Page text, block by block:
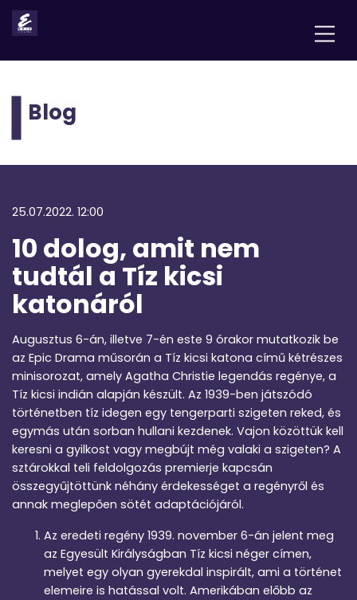
Blog
25.07.2022. 12:00
10 dolog, amit nem
tudtál a Tíz kicsi
katonáról
Augusztus 6-án, illetve 7-én este 9 órakor mutatkozik be
az Epic Drama műsorán a Tíz kicsi katona című kétrészes
minisorozat, amely Agatha Christie legendás regénye, a
Tíz kicsi indián alapján készült. Az 1939-ben játszódó
történetben tíz idegen egy tengerparti szigeten reked, és
egymás után sorban hullani kezdenek. Vajon közöttük kell
keresni a gyilkost vagy megbújt még valaki a szigeten? A
sztárokkal teli feldolgozás premierje kapcsán
összegyűjtöttünk néhány érdekességet a regényről és
annak meglepően sötét adaptációjáról.
Az eredeti regény 1939. november 6-án jelent meg
az Egyesült Királyságban Tíz kicsi néger címen,
melyet egy olyan gyerekdal inspirált, ami a történet
elemeire is hatással volt. Amerikában előbb az